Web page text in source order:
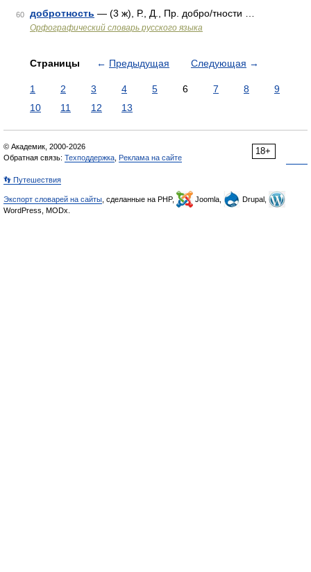
60 добротность — (3 ж), Р., Д., Пр. добро/тности …
Орфографический словарь русского языка
Страницы ← Предыдущая Следующая →
1 2 3 4 5 6 7 8
9
10
11 12 13
18+
© Академик, 2000-2026
Обратная связь: Техподдержка Реклама на сайте
👣 Путешествия
Экспорт словарей на сайты , сделанные на PHP, Joomla,
Drupal,
WordPress, MODx.